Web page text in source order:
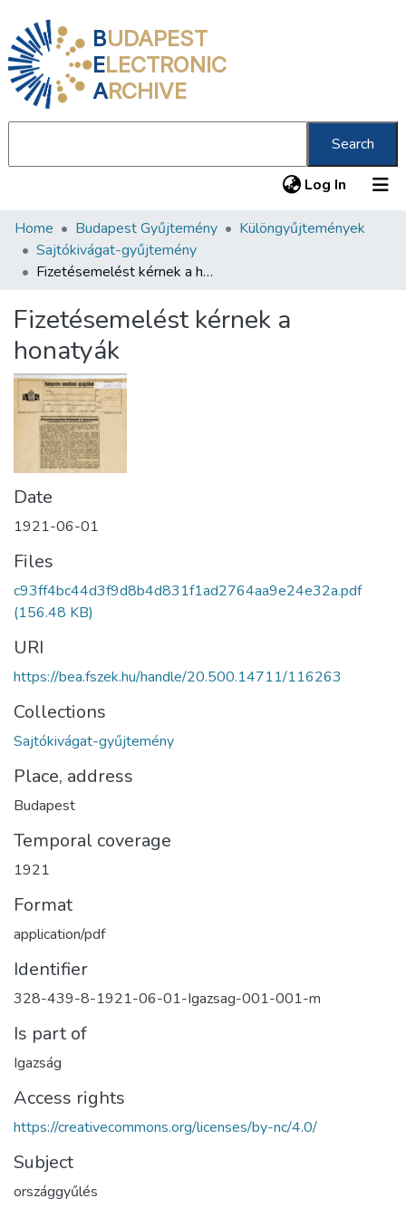
BUDAPEST
ELECTRONIC
ARCHIVE
Search
Log In (current)
Communities & Collections
All of DSpace
About us
Home Budapest Gyűjtemény
Különgyűjtemények
Sajtókivágat-gyűjtemény
Fizetésemelést kérnek a honatyák
Fizetésemelést kérnek a
honatyák
Date
1921-06-01
Files
c93ff4bc44d3f9d8b4d831f1ad2764aa9e24e32a.pdf
(156.48 KB)
URI
https://bea.fszek.hu/handle/20.500.14711/116263
Collections
Sajtókivágat-gyűjtemény
Place, address
Budapest
Temporal coverage
1921
Format
application/pdf
Identifier
328-439-8-1921-06-01-Igazsag-001-001-m
Is part of
Igazság
Access rights
https://creativecommons.org/licenses/by-nc/4.0/
Subject
országgyűlés